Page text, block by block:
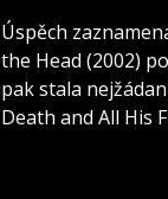
Úspěch
the Head (2002)
pak stala
Death and All His